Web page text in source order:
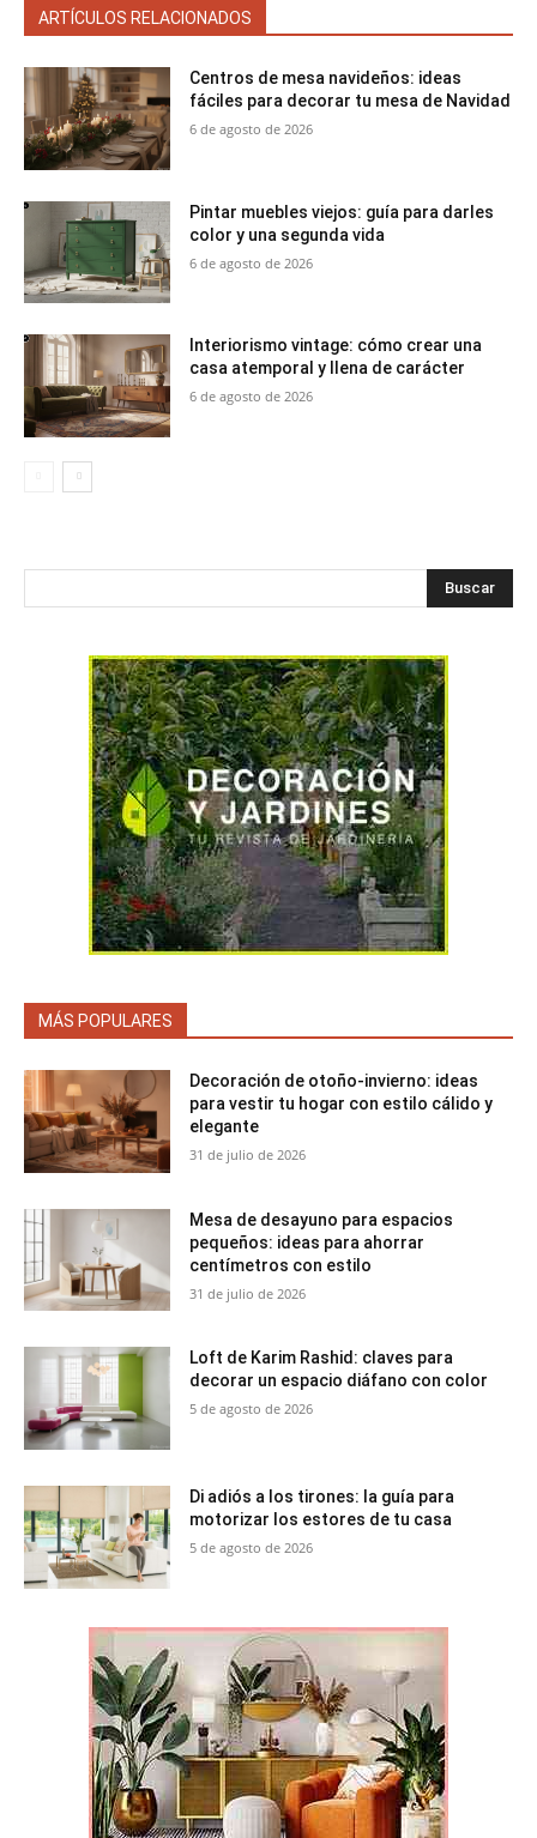
ARTÍCULOS RELACIONADOS
Centros de mesa navideños: ideas
fáciles para decorar tu mesa de Navidad
6 de agosto de 2026
Pintar muebles viejos: guía para darles
color y una segunda vida
6 de agosto de 2026
Interiorismo vintage: cómo crear una
casa atemporal y llena de carácter
6 de agosto de 2026
Buscar
MÁS POPULARES
Decoración de otoño-invierno: ideas
para vestir tu hogar con estilo cálido y
elegante
31 de julio de 2026
Mesa de desayuno para espacios
pequeños: ideas para ahorrar
centímetros con estilo
31 de julio de 2026
Loft de Karim Rashid: claves para
decorar un espacio diáfano con color
5 de agosto de 2026
Di adiós a los tirones: la guía para
motorizar los estores de tu casa
5 de agosto de 2026